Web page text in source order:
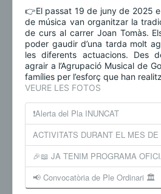
👉El passat 19 de juny de 2025
de música van organitzar la
de curs al carrer Joan Tomàs.
poder gaudir d’una tarda molt
les diferents actuacions. Des
agrair a l’Agrupació Musical de
famílies per l’esforç que han
VEURE LES FOTOS
❗️Alerta del Pla INUNCAT
ACTIVITATS DURANT EL MES
🎉📖 JA TENIM PROGRAMA
📢 Convocatòria de Ple Ordinari 🏛️